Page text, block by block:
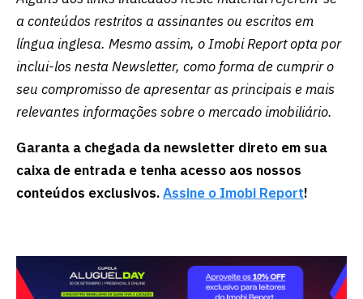
a conteúdos restritos a assinantes ou escritos em
língua inglesa. Mesmo assim, o Imobi Report opta por
inclui-los nesta Newsletter, como forma de cumprir o
seu compromisso de apresentar as principais e mais
relevantes informações sobre o mercado imobiliário.
Garanta a chegada da newsletter direto em sua
caixa de entrada e tenha acesso aos nossos
conteúdos exclusivos.Assine o Imobi Report!